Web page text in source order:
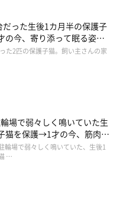
った生後1カ月半の保護子
今、寄り添って眠る姿に
た2匹の保護子猫。飼い主さんの家
場で弱々しく鳴いていた生
猫を保護→1才の今、筋肉質
コに成長
輪場で弱々しく鳴いていた、生後1
…